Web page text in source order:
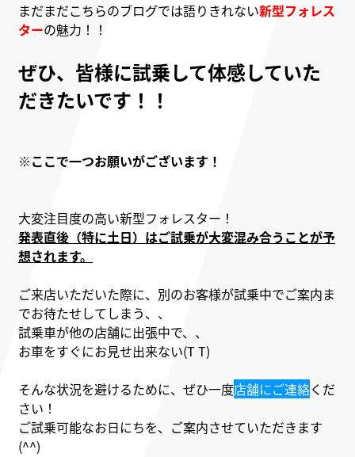
まだまだこちらのブログでは語りきれない新型フォレス
ターの魅力！！
ぜひ、皆様に試乗して体感していた
だきたいです！！
※ここで一つお願いがございます！
大変注目度の高い新型フォレスター！
発表直後（特に土日）はご試乗が大変混み合うことが予
想されます。
ご来店いただいた際に、別のお客様が試乗中でご案内ま
でお待たせしてしまう、、
試乗車が他の店舗に出張中で、、
お車をすぐにお見せ出来ない(T T)
そんな状況を避けるために、 ぜひ一度店舗にご連絡くだ
さい！
ご試乗可能なお日にちを、ご案内させていただきます
(^^)